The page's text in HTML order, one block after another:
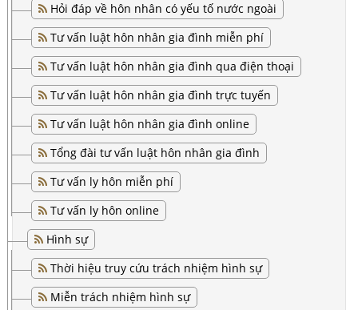
Hỏi đáp về hôn nhân có yếu tố nước ngoài
Tư vấn luật hôn nhân gia đình miễn phí
Tư vấn luật hôn nhân gia đình qua điện thoại
Tư vấn luật hôn nhân gia đình trực tuyến
Tư vấn luật hôn nhân gia đình online
Tổng đài tư vấn luật hôn nhân gia đình
Tư vấn ly hôn miễn phí
Tư vấn ly hôn online
Hình sự
Thời hiệu truy cứu trách nhiệm hình sự
Miễn trách nhiệm hình sự